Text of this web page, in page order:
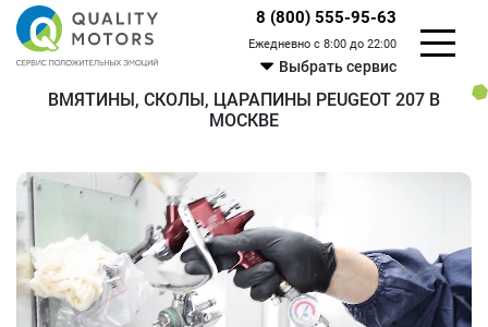
8 (800) 555-95-63
Ежедневно с 8:00 до 22:00
Выбрать сервис
ВМЯТИНЫ, СКОЛЫ, ЦАРАПИНЫ PEUGEOT 207 В
МОСКВЕ